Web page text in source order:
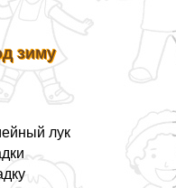
зиму
лук